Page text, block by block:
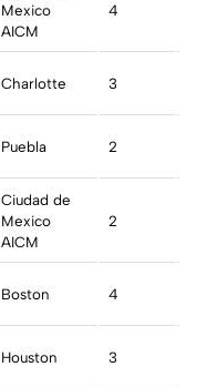
Mexico
AICM
4
Charlotte 3
Puebla 2
Ciudad de
Mexico
AICM
2
Boston 4
Houston 3